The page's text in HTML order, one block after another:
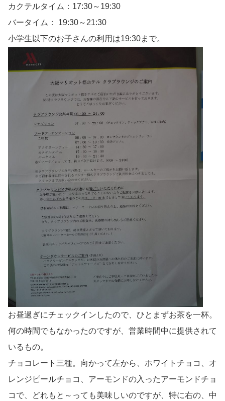
カクテルタイム：17:30～19:30
バータイム： 19:30～21:30
小学生以下のお子さんの利用は19:30まで。
お昼過ぎにチェックインしたので、ひとまずお茶を一杯。
何の時間でもなかったのですが、営業時間中に提供されて
いるもの。
チョコレート三種。向かって左から、ホワイトチョコ、オ
レンジピールチョコ、アーモンドの入ったアーモンドチョ
コで、どれもと～っても美味しいのですが、特に右の、中